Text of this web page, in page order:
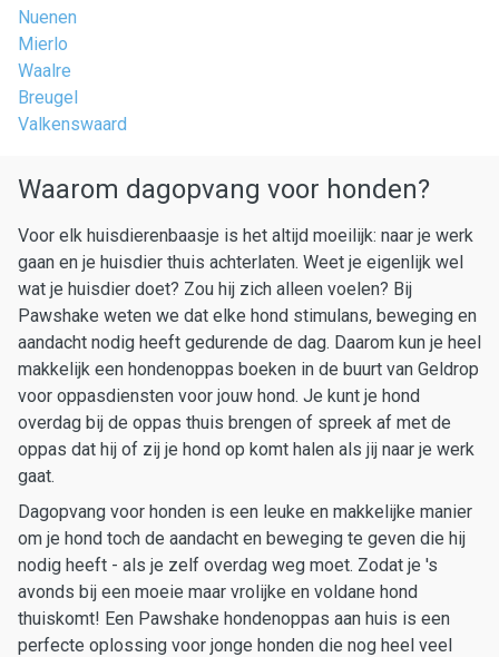
Nuenen
Mierlo
Waalre
Breugel
Valkenswaard
Waarom dagopvang voor honden?
Voor elk huisdierenbaasje is het altijd moeilijk: naar je werk
gaan en je huisdier thuis achterlaten. Weet je eigenlijk wel
wat je huisdier doet? Zou hij zich alleen voelen? Bij
Pawshake weten we dat elke hond stimulans, beweging en
aandacht nodig heeft gedurende de dag. Daarom kun je heel
makkelijk een hondenoppas boeken in de buurt van Geldrop
voor oppasdiensten voor jouw hond. Je kunt je hond
overdag bij de oppas thuis brengen of spreek af met de
oppas dat hij of zij je hond op komt halen als jij naar je werk
gaat.
Dagopvang voor honden is een leuke en makkelijke manier
om je hond toch de aandacht en beweging te geven die hij
nodig heeft - als je zelf overdag weg moet. Zodat je 's
avonds bij een moeie maar vrolijke en voldane hond
thuiskomt! Een Pawshake hondenoppas aan huis is een
perfecte oplossing voor jonge honden die nog heel veel